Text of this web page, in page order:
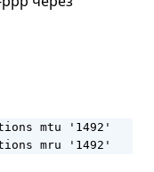
mtu '1492'
mru '1492'